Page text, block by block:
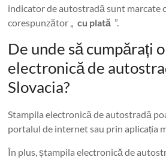
indicator de autostradă sunt marcate
corespunzător „cu plată ”.
De unde să cumpărați
electronică de
Slovacia?
Stampila electronică de autostradă
portalul de internet sau prin aplicația
În plus, ștampila electronică de